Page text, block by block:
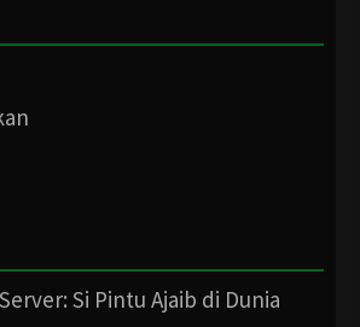
Si Pintu Ajaib di Dunia